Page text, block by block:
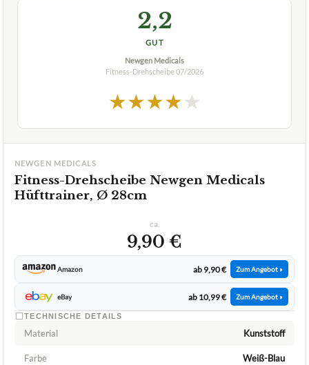
2,2
GUT
Newgen Medicals
Fitness-Drehscheibe 07/2026
★★★★★
NEWGEN MEDICALS
Fitness-Drehscheibe Newgen Medicals
Hüfttrainer, Ø 28cm
ca.
9,90 €
Amazon ab 9,90 € Zum Angebot »
eBay ab 10,99 € Zum Angebot »
TECHNISCHE DETAILS
Material Kunststoff
Farbe Weiß-Blau